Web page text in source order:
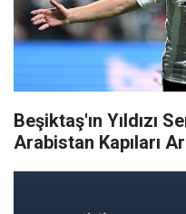
Beşiktaş'ın Yıldızı
Arabistan Kapıları